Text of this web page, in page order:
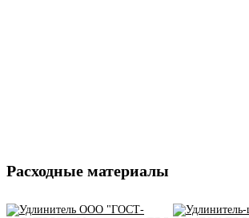
Расходные материалы